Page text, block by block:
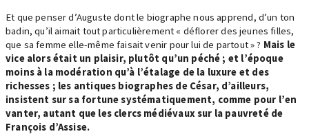
Et que penser d’Auguste dont le biographe nous apprend, d’un ton
badin, qu’il aimait tout particulièrement « déflorer des jeunes filles,
que sa femme elle-même faisait venir pour lui de partout » ? Mais le
vice alors était un plaisir, plutôt qu’un péché ; et l’époque
moins à la modération qu’à l’étalage de la luxure et des
richesses ; les antiques biographes de César, d’ailleurs,
insistent sur sa fortune systématiquement, comme pour l’en
vanter, autant que les clercs médiévaux sur la pauvreté de
François d’Assise.